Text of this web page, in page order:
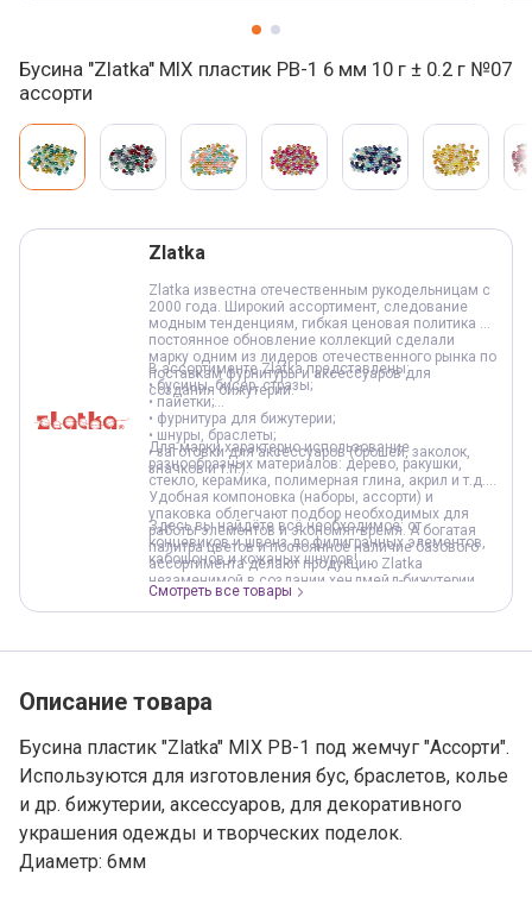
Бусина "Zlatka" MIX пластик PB-1 6 мм 10 г ± 0.2 г №07
ассорти
Варианты товара, краткая характеристика
Добавление в корзину
Zlatka
Zlatka известна отечественным рукодельницам с
2000 года. Широкий ассортимент, следование
модным тенденциям, гибкая ценовая политика и
постоянное обновление коллекций сделали
марку одним из лидеров отечественного рынка по
поставкам фурнитуры и аксессуаров для
создания бижутерии.
В ассортименте Zlatka представлены:
• бусины, бисер, стразы;
• пайетки;
• фурнитура для бижутерии;
• шнуры, браслеты;
• заготовки для аксессуаров (брошей, заколок,
значков и т.п.).
Для марки характерно использование
разнообразных материалов: дерево, ракушки,
стекло, керамика, полимерная глина, акрил и т.д.
Удобная компоновка (наборы, ассорти) и
упаковка облегчают подбор необходимых для
работы элементов и экономят время. А богатая
палитра цветов и постоянное наличие базового
ассортимента делают продукцию Zlatka
незаменимой в создании хендмейд-бижутерии.
Здесь вы найдёте всё необходимое: от
концевиков и швенз до филигранных элементов,
кабошонов и кожаных шнуров!
Смотреть все товары
Описание товара
Бусина пластик "Zlatka" MIX PB-1 под жемчуг "Ассорти".
Используются для изготовления бус, браслетов, колье
и др. бижутерии, аксессуаров, для декоративного
украшения одежды и творческих поделок.
Диаметр: 6мм